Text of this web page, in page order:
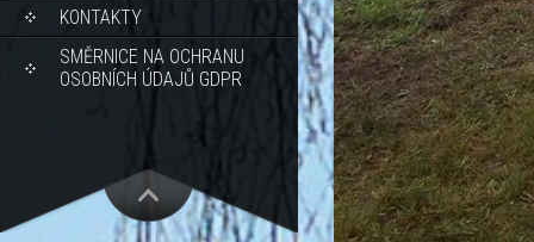
KONTAKTY
SMĚRNICE NA OCHRANU
OSOBNÍCH ÚDAJŮ GDPR